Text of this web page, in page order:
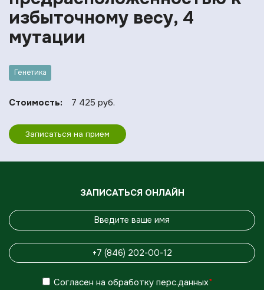
избыточному весу, 4
мутации
Генетика
Стоимость: 7 425 руб.
Записаться на прием
ЗАПИСАТЬСЯ ОНЛАЙН
Согласен на обработку перс.данных*